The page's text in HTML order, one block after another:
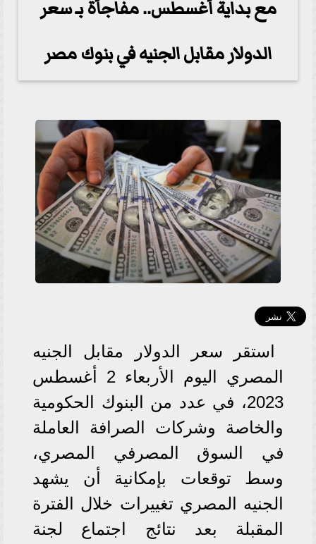
مع بداية أغسطس.. مفاجأة بـ سعر
الدولار مقابل الجنيه في بنوك مصر
استقر سعر الدولار مقابل الجنيه
المصري اليوم الأربعاء 2 أغسطس
2023، في عدد من البنوك الحكومية
والخاصة وشركات الصرافة العاملة
في السوق المصرفي المصري،
وسط توقعات بإمكانية أن يشهد
الجنيه المصري تغييرات خلال الفترة
المقبلة بعد نتائج اجتماع لجنة